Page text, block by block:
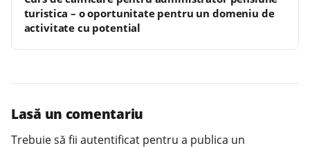
turistica – o oportunitate pentru un domeniu de
activitate cu potential
Lasă un comentariu
Trebuie să fii autentificat pentru a publica un